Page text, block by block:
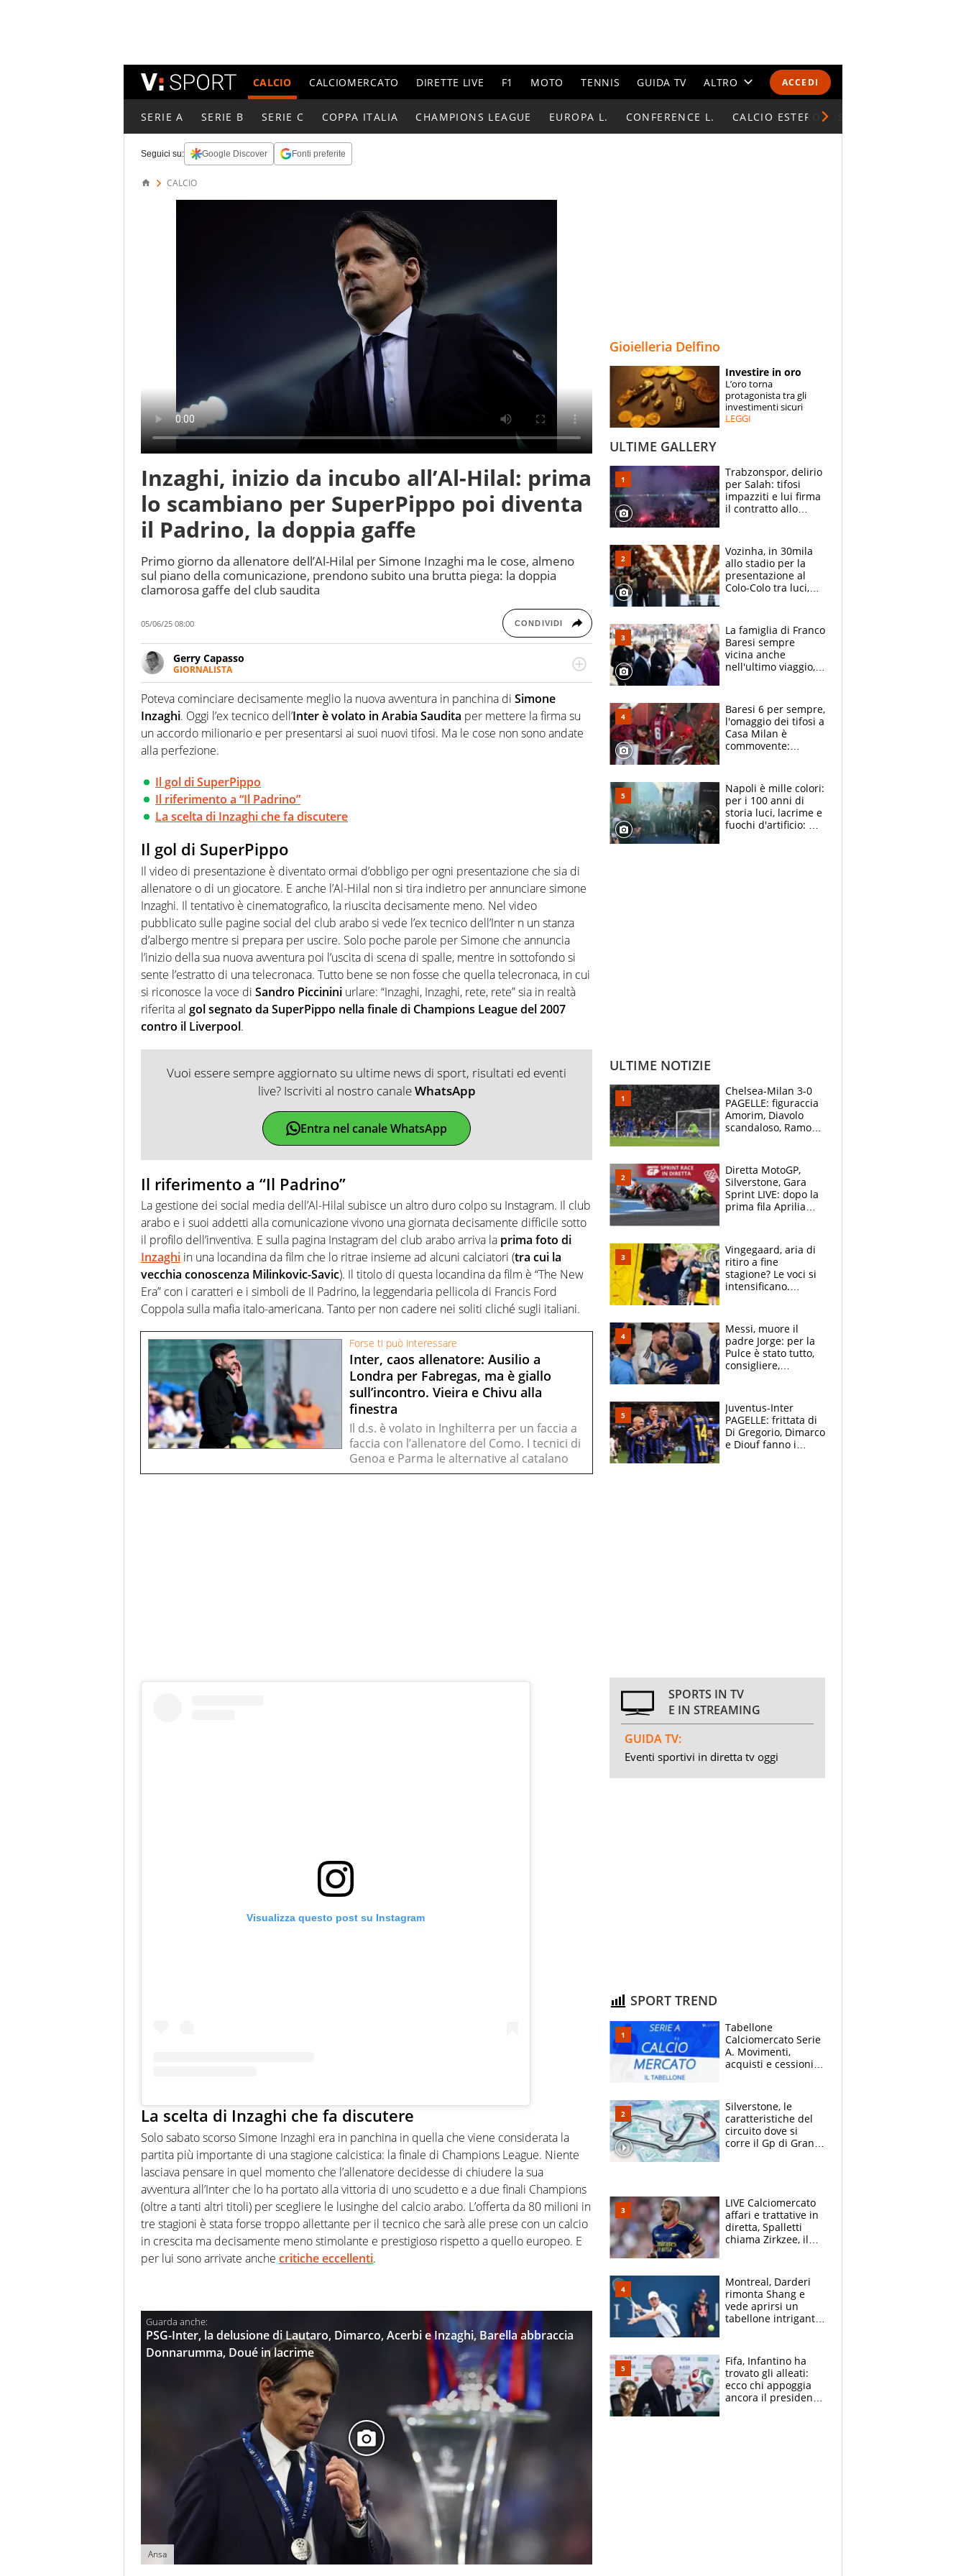
ACCEDI
CALCIO CALCIOMERCATO DIRETTE LIVE F1 MOTO TENNIS GUIDA TV ALTRO
CALENDARI E CLASSIFICHE
ESPERTI
CONTATTI
SERIE A SERIE B SERIE C COPPA ITALIA CHAMPIONS LEAGUE EUROPA L. CONFERENCE L. CALCIO ESTERO
Seguici su: Google Discover Fonti preferite
CALCIO
Inzaghi, inizio da incubo all’Al-Hilal: prima
lo scambiano per SuperPippo poi diventa
il Padrino, la doppia gaffe
Primo giorno da allenatore dell’Al-Hilal per Simone Inzaghi ma le cose, almeno
sul piano della comunicazione, prendono subito una brutta piega: la doppia
clamorosa gaffe del club saudita
05/06/25 08:00 CONDIVIDI
Gerry Capasso
GIORNALISTA
Per lui gli sport americani non hanno segreti: basket, football, baseball e la capacità
innata di trovare la notizia dove altri non vedono granché
Poteva cominciare decisamente meglio la nuova avventura in panchina di Simone
Inzaghi. Oggi l’ex tecnico dell’Inter è volato in Arabia Saudita per mettere la firma su
un accordo milionario e per presentarsi ai suoi nuovi tifosi. Ma le cose non sono andate
alla perfezione.
Il gol di SuperPippo
Il riferimento a “Il Padrino”
La scelta di Inzaghi che fa discutere
Il gol di SuperPippo
Il video di presentazione è diventato ormai d’obbligo per ogni presentazione che sia di
allenatore o di un giocatore. E anche l’Al-Hilal non si tira indietro per annunciare simone
Inzaghi. Il tentativo è cinematografico, la riuscita decisamente meno. Nel video
pubblicato sulle pagine social del club arabo si vede l’ex tecnico dell’Inter n un stanza
d’albergo mentre si prepara per uscire. Solo poche parole per Simone che annuncia
l’inizio della sua nuova avventura poi l’uscita di scena di spalle, mentre in sottofondo si
sente l’estratto di una telecronaca. Tutto bene se non fosse che quella telecronaca, in cui
si riconosce la voce di Sandro Piccinini urlare: “Inzaghi, Inzaghi, rete, rete” sia in realtà
riferita al gol segnato da SuperPippo nella finale di Champions League del 2007
contro il Liverpool.
Vuoi essere sempre aggiornato su ultime news di sport, risultati ed eventi
live? Iscriviti al nostro canaleWhatsApp
Entra nel canale WhatsApp
Il riferimento a “Il Padrino”
La gestione dei social media dell’Al-Hilal subisce un altro duro colpo su Instagram. Il club
arabo e i suoi addetti alla comunicazione vivono una giornata decisamente difficile sotto
il profilo dell’inventiva. E sulla pagina Instagram del club arabo arriva la prima foto di
Inzaghi in una locandina da film che lo ritrae insieme ad alcuni calciatori (tra cui la
vecchia conoscenza Milinkovic-Savic). Il titolo di questa locandina da film è “The New
Era” con i caratteri e i simboli de Il Padrino, la leggendaria pellicola di Francis Ford
Coppola sulla mafia italo-americana. Tanto per non cadere nei soliti cliché sugli italiani.
Forse ti può interessare
Inter, caos allenatore: Ausilio a
Londra per Fabregas, ma è giallo
sull’incontro. Vieira e Chivu alla
finestra
Il d.s. è volato in Inghilterra per un faccia a
faccia con l’allenatore del Como. I tecnici di
Genoa e Parma le alternative al catalano
Visualizza questo post su Instagram
La scelta di Inzaghi che fa discutere
Solo sabato scorso Simone Inzaghi era in panchina in quella che viene considerata la
partita più importante di una stagione calcistica: la finale di Champions League. Niente
lasciava pensare in quel momento che l’allenatore decidesse di chiudere la sua
avventura all’Inter che lo ha portato alla vittoria di uno scudetto e a due finali Champions
(oltre a tanti altri titoli) per scegliere le lusinghe del calcio arabo. L’offerta da 80 milioni in
tre stagioni è stata forse troppo allettante per il tecnico che sarà alle prese con un calcio
in crescita ma decisamente meno stimolante e prestigioso rispetto a quello europeo. E
per lui sono arrivate anche critiche eccellenti.
PSG-Inter, la delusione di Lautaro, Dimarco, Acerbi e Inzaghi, Barella abbraccia
Donnarumma, Doué in lacrime
Ansa
Gioielleria Delfino
Investire in oro
L’oro torna
protagonista tra gli
investimenti sicuri
LEGGI
ULTIME GALLERY
Trabzonspor, delirio
per Salah: tifosi
impazziti e lui firma
il contratto allo
Vozinha, in 30mila
allo stadio per la
presentazione al
Colo-Colo tra luci,
La famiglia di Franco
Baresi sempre
vicina anche
nell'ultimo viaggio,
circondati
dall'affetto dei tifosi
Baresi 6 per sempre,
l'omaggio dei tifosi a
Casa Milan è
commovente:
bigliettini
Napoli è mille colori:
per i 100 anni di
storia luci, lacrime e
fuochi d'artificio: De
ULTIME NOTIZIE
Chelsea-Milan 3-0
PAGELLE: figuraccia
Amorim, Diavolo
scandaloso, Ramos
Diretta MotoGP,
Silverstone, Gara
Sprint LIVE: dopo la
prima fila Aprilia
Vingegaard, aria di
ritiro a fine
stagione? Le voci si
intensificano.
vuole la Roubaix
Messi, muore il
padre Jorge: per la
Pulce è stato tutto,
consigliere,
Juventus-Inter
PAGELLE: frittata di
Di Gregorio, Dimarco
e Diouf fanno i
SPORTS IN TV
E IN STREAMING
GUIDA TV:
Eventi sportivi in diretta tv oggi
SPORT TREND
Tabellone
Calciomercato Serie
A. Movimenti,
acquisti e cessioni:
Silverstone, le
caratteristiche del
circuito dove si
corre il Gp di Gran
LIVE Calciomercato
affari e trattative in
diretta, Spalletti
chiama Zirkzee, il
Diaz
Montreal, Darderi
rimonta Shang e
vede aprirsi un
tabellone intrigante:
felice del mio livello"
Fifa, Infantino ha
trovato gli alleati:
ecco chi appoggia
ancora il presidente